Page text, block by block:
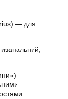
— для
—